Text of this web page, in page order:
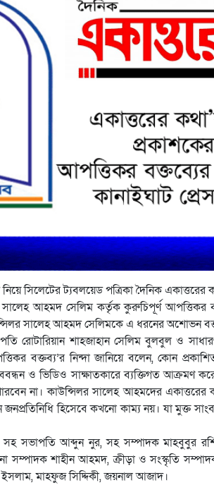
সিলেটের ট্যবলয়েড পত্রিকা দৈনিক
সালেহ আহমদ সেলিম কর্তৃক কুরুচিপূর্ণ আপত্তিকর
সালেহ আহমদ সেলিমকে এ ধরনের অশোভন
রোটারিয়ান শাহজাহান সেলিম বুলবুল ও
বক্তব্য’র নিন্দা জানিয়ে বলেন, কোন
ও ভিডিও সাক্ষাতকারে ব্যক্তিগত আক্রমণ
না। কাউন্সিলর সালেহ আহমদের
হিসেবে কখনো কাম্য নয়। যা মুক্ত
সহ সভাপতি আব্দুন নুর, সহ সম্পাদক মাহবুবুর
সম্পাদক শাহীন আহমদ, ক্রীড়া ও সংস্কৃতি
মাহফুজ সিদ্দিকী, জয়নাল আজাদ।